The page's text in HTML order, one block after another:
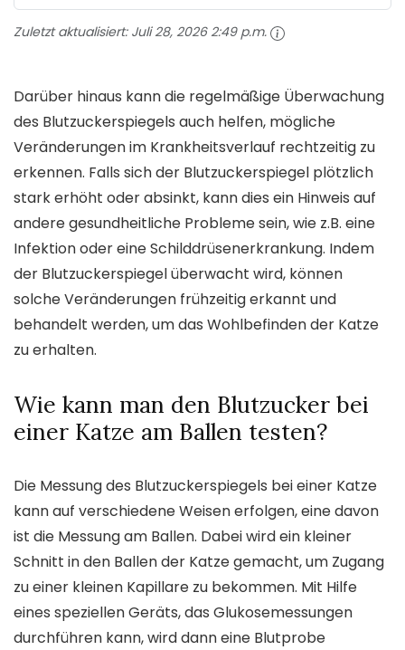
Zuletzt aktualisiert: Juli 28, 2026 2:49 p.m.
Darüber hinaus kann die regelmäßige Überwachung
des Blutzuckerspiegels auch helfen, mögliche
Veränderungen im Krankheitsverlauf rechtzeitig zu
erkennen. Falls sich der Blutzuckerspiegel plötzlich
stark erhöht oder absinkt, kann dies ein Hinweis auf
andere gesundheitliche Probleme sein, wie z.B. eine
Infektion oder eine Schilddrüsenerkrankung. Indem
der Blutzuckerspiegel überwacht wird, können
solche Veränderungen frühzeitig erkannt und
behandelt werden, um das Wohlbefinden der Katze
zu erhalten.
Wie kann man den Blutzucker bei
einer Katze am Ballen testen?
Die Messung des Blutzuckerspiegels bei einer Katze
kann auf verschiedene Weisen erfolgen, eine davon
ist die Messung am Ballen. Dabei wird ein kleiner
Schnitt in den Ballen der Katze gemacht, um Zugang
zu einer kleinen Kapillare zu bekommen. Mit Hilfe
eines speziellen Geräts, das Glukosemessungen
durchführen kann, wird dann eine Blutprobe